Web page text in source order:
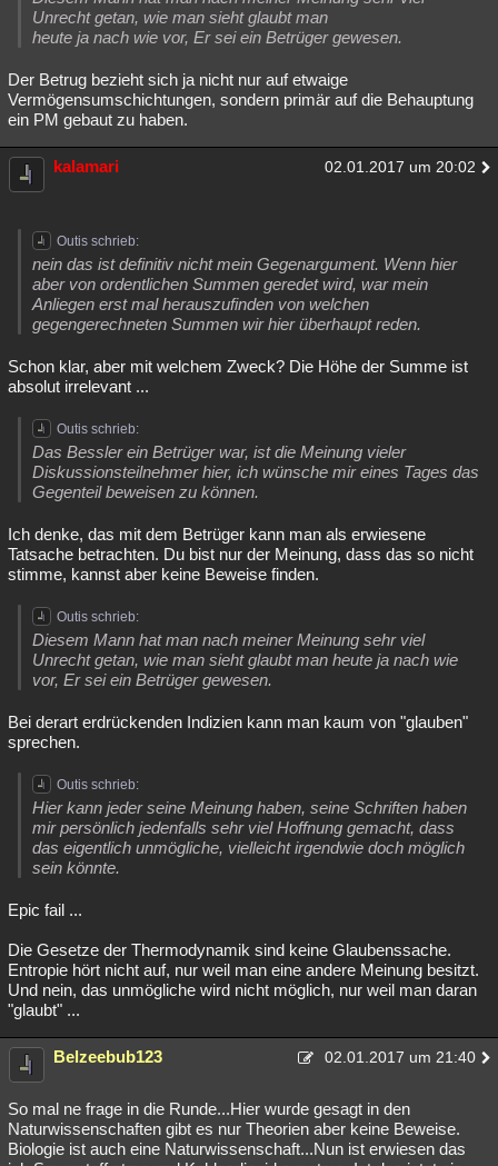
Unrecht getan, wie man sieht glaubt man
heute ja nach wie vor, Er sei ein Betrüger gewesen.
Der Betrug bezieht sich ja nicht nur auf etwaige
Vermögensumschichtungen, sondern primär auf die Behauptung
ein PM gebaut zu haben.
kalamari 02.01.2017 um 20:02
Outis schrieb:
nein das ist definitiv nicht mein Gegenargument. Wenn hier
aber von ordentlichen Summen geredet wird, war mein
Anliegen erst mal herauszufinden von welchen
gegengerechneten Summen wir hier überhaupt reden.
Schon klar, aber mit welchem Zweck? Die Höhe der Summe ist
absolut irrelevant ...
Outis schrieb:
Das Bessler ein Betrüger war, ist die Meinung vieler
Diskussionsteilnehmer hier, ich wünsche mir eines Tages das
Gegenteil beweisen zu können.
Ich denke, das mit dem Betrüger kann man als erwiesene
Tatsache betrachten. Du bist nur der Meinung, dass das so nicht
stimme, kannst aber keine Beweise finden.
Outis schrieb:
Diesem Mann hat man nach meiner Meinung sehr viel
Unrecht getan, wie man sieht glaubt man heute ja nach wie
vor, Er sei ein Betrüger gewesen.
Bei derart erdrückenden Indizien kann man kaum von "glauben"
sprechen.
Outis schrieb:
Hier kann jeder seine Meinung haben, seine Schriften haben
mir persönlich jedenfalls sehr viel Hoffnung gemacht, dass
das eigentlich unmögliche, vielleicht irgendwie doch möglich
sein könnte.
Epic fail ...
Die Gesetze der Thermodynamik sind keine Glaubenssache.
Entropie hört nicht auf, nur weil man eine andere Meinung besitzt.
Und nein, das unmögliche wird nicht möglich, nur weil man daran
"glaubt" ...
Belzeebub123 02.01.2017 um 21:40
So mal ne frage in die Runde...Hier wurde gesagt in den
Naturwissenschaften gibt es nur Theorien aber keine Beweise.
Biologie ist auch eine Naturwissenschaft...Nun ist erwiesen das